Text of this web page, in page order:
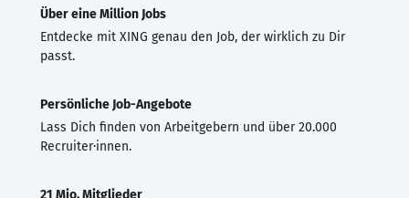
Über eine Million Jobs
Entdecke mit XING genau den Job, der wirklich zu Dir
passt.
Persönliche Job-Angebote
Lass Dich finden von Arbeitgebern und über 20.000
Recruiter·innen.
21 Mio. Mitglieder